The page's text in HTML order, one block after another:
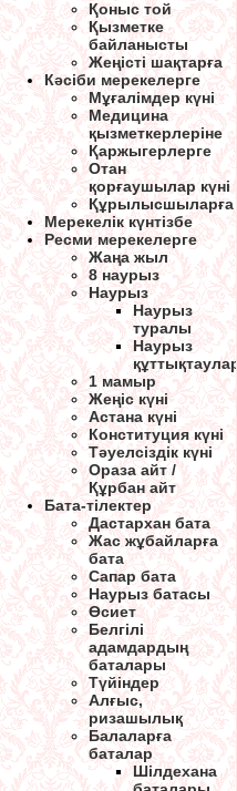
Қоныс той
Қызметке
байланысты
Жеңісті шақтарға
Кәсіби мерекелерге
Мұғалімдер күні
Медицина
қызметкерлеріне
Қаржыгерлерге
Отан
қорғаушылар күні
Құрылысшыларға
Мерекелік күнтізбе
Ресми мерекелерге
Жаңа жыл
8 наурыз
Наурыз
Наурыз
туралы
Наурыз
құттықтаулар
1 мамыр
Жеңіс күні
Астана күні
Конституция күні
Тәуелсіздік күні
Ораза айт /
Құрбан айт
Бата-тілектер
Дастархан бата
Жас жұбайларға
бата
Сапар бата
Наурыз батасы
Өсиет
Белгілі
адамдардың
баталары
Түйіндер
Алғыс,
ризашылық
Балаларға
баталар
Шілдехана